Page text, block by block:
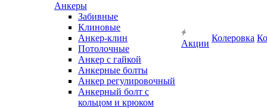
Анкеры
Забивные
Клиновые
Анкер-клин
Потолочные
Анкер с гайкой
Анкерные болты
Анкер регулировочный
Анкерный болт с
кольцом и крюком
Акции
Колеровка